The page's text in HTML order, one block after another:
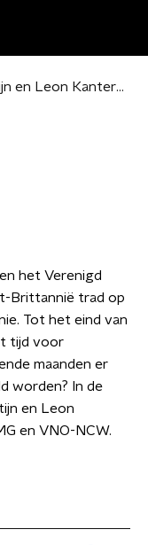
Arend Jan Boekestijn en Leon Kanters over de stand van zaken bij de Brexit
het Verenigd
Brittannië trad op
Tot het eind van
tijd voor
maanden er
worden? In de
en Leon
en VNO-NCW.